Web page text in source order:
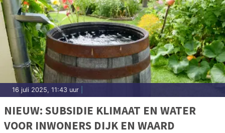
16 juli 2025, 11:43 uur
NIEUW: SUBSIDIE KLIMAAT EN WATER
VOOR INWONERS DIJK EN WAARD